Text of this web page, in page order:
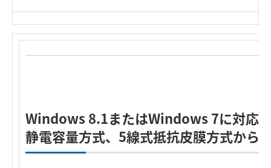
Windows 8.1またはWindows 7に対応
静電容量方式、5線式抵抗皮膜方式から